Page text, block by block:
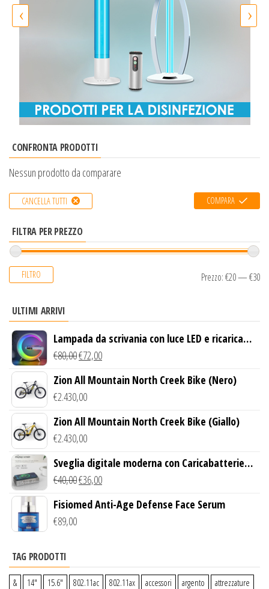
‹ ›
CONFRONTA PRODOTTI
Nessun prodotto da comparare
CANCELLA TUTTI COMPARA
FILTRA PER PREZZO
FILTRO Prezzo:€20—€30
ULTIMI ARRIVI
Lampada da scrivania con luce LED e ricarica
wireless
€80,00€72,00
Zion All Mountain North Creek Bike (Nero)
€2.430,00
Zion All Mountain North Creek Bike (Giallo)
€2.430,00
Sveglia digitale moderna con Caricabatterie
Wireless Qi
€40,00€36,00
Fisiomed Anti-Age Defense Face Serum
€89,00
TAG PRODOTTI
& 14″ 15.6″ 802.11ac 802.11ax accessori argento attrezzature